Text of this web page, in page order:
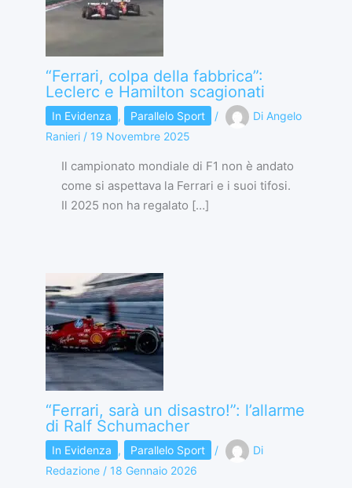
“Ferrari, colpa della fabbrica”:
Leclerc e Hamilton scagionati
In Evidenza , Parallelo Sport / Di Angelo
Ranieri / 19 Novembre 2025
Il campionato mondiale di F1 non è andato
come si aspettava la Ferrari e i suoi tifosi.
Il 2025 non ha regalato […]
“Ferrari, sarà un disastro!”: l’allarme
di Ralf Schumacher
In Evidenza , Parallelo Sport /
Di
Redazione / 18 Gennaio 2026